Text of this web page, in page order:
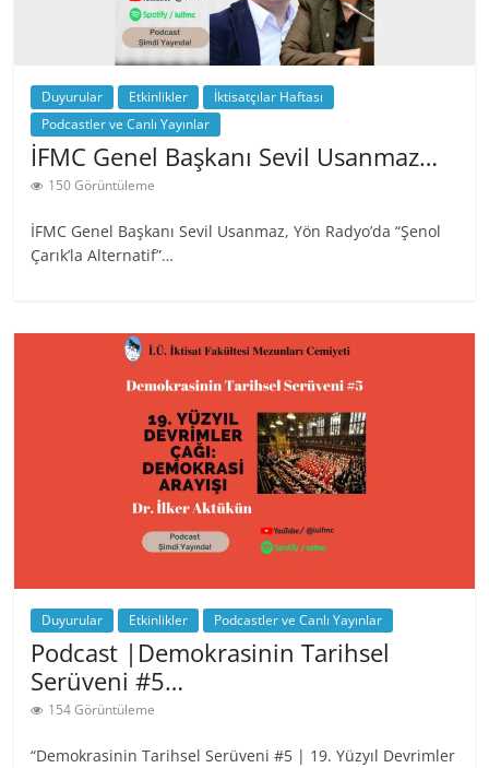
Duyurular Etkinlikler
İktisatçılar Haftası
Podcastler ve Canlı Yayınlar
İFMC Genel Başkanı Sevil Usanmaz…
150 Görüntüleme
İFMC Genel Başkanı Sevil Usanmaz, Yön Radyo’da “Şenol
Çarık’la Alternatif”…
Duyurular Etkinlikler Podcastler ve Canlı Yayınlar
Podcast |Demokrasinin Tarihsel
Serüveni #5…
154 Görüntüleme
“Demokrasinin Tarihsel Serüveni #5 | 19. Yüzyıl Devrimler